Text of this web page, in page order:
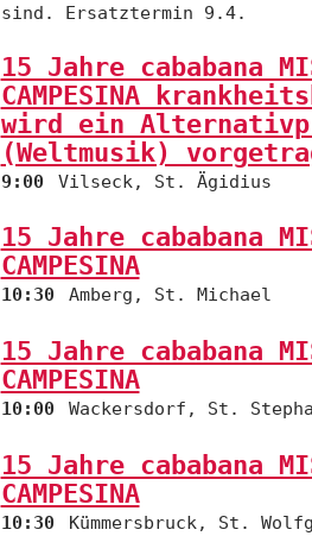
sind. Ersatztermin 9.4.
15 Jahre cababana
CAMPESINA
wird ein
(Weltmusik)
9:00 Vilseck, St. Ägidius
15 Jahre cababana
CAMPESINA
10:30 Amberg, St. Michael
15 Jahre cababana
CAMPESINA
10:00 Wackersdorf, St.
15 Jahre cababana
CAMPESINA
10:30 Kümmersbruck, St.